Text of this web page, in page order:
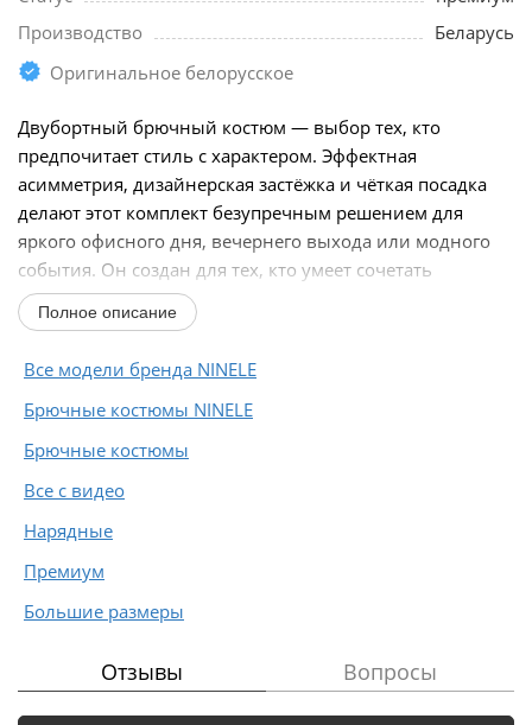
Производство
Беларусь
Оригинальное белорусское
Двубортный брючный костюм — выбор тех, кто
предпочитает стиль с характером. Эффектная
асимметрия, дизайнерская застёжка и чёткая посадка
делают этот комплект безупречным решением для
яркого офисного дня, вечернего выхода или модного
события. Он создан для тех, кто умеет сочетать
деловую...
Полное описание
Все модели бренда NINELE
Брючные костюмы NINELE
Брючные костюмы
Все с видео
Нарядные
Премиум
Большие размеры
Отзывы Вопросы